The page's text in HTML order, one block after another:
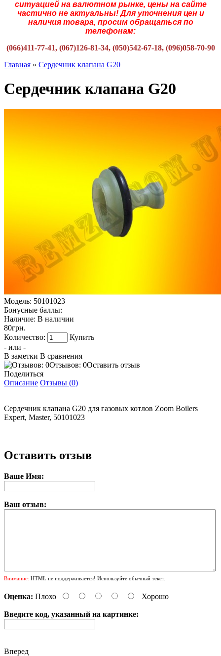
ситуацией на валютном рынке, цены на сайте
частично не актуальны! Для уточнения цен и
наличия товара, просим обращаться по
телефонам:
(066)411-77-41, (067)126-81-34, (050)542-67-18, (096)058-70-90
Главная » Сердечник клапана G20
Сердечник клапана G20
Модель: 50101023
Бонусные баллы:
Наличие: В наличии
80грн.
Количество:
Купить
- или -
В заметки В сравнения
Отзывов: 0Оставить отзыв
Поделиться
Описание Отзывы (0)
Сердечник клапана G20 для газовых котлов Zoom Boilers
Expert, Master, 50101023
Оставить отзыв
Ваше Имя:
Ваш отзыв:
Внимание: HTML не поддерживается! Используйте обычный текст.
Оценка: Плохо Хорошо
Введите код, указанный на картинке:
Вперед